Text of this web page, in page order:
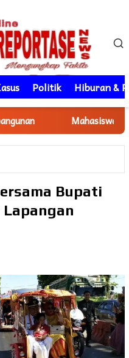
Politik Hiburan &
KKN Unhas
Bupati